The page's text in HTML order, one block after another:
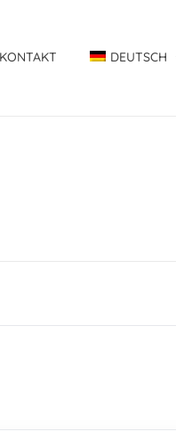
KONTAKT DEUTSCH